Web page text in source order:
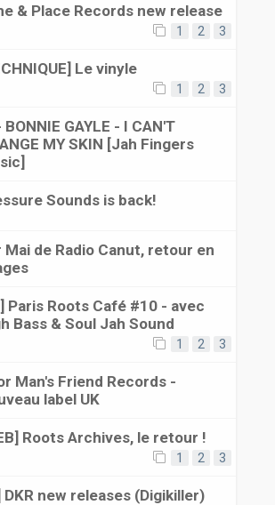
& Place Records new release
1 2 3
Le vinyle
1 2 3
BONNIE GAYLE - I CAN'T
MY SKIN [Jah Fingers
Sounds is back!
Mai de Radio Canut, retour en
Paris Roots Café #10 - avec
Bass & Soul Jah Sound
1 2 3
Man's Friend Records -
label UK
Roots Archives, le retour !
1 2 3
DKR new releases (Digikiller)